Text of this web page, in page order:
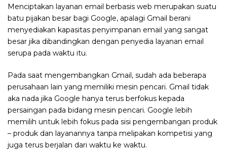
Menciptakan layanan email berbasis web merupakan suatu
batu pijakan besar bagi Google, apalagi Gmail berani
menyediakan kapasitas penyimpanan email yang sangat
besar jika dibandingkan dengan penyedia layanan email
serupa pada waktu itu.
Pada saat mengembangkan Gmail, sudah ada beberapa
perusahaan lain yang memiliki mesin pencari. Gmail tidak
aka nada jika Google hanya terus berfokus kepada
persaingan pada bidang mesin pencari. Google lebih
memilih untuk lebih fokus pada sisi pengembangan produk
– produk dan layanannya tanpa melipakan kompetisi yang
juga terus berjalan dari waktu ke waktu.